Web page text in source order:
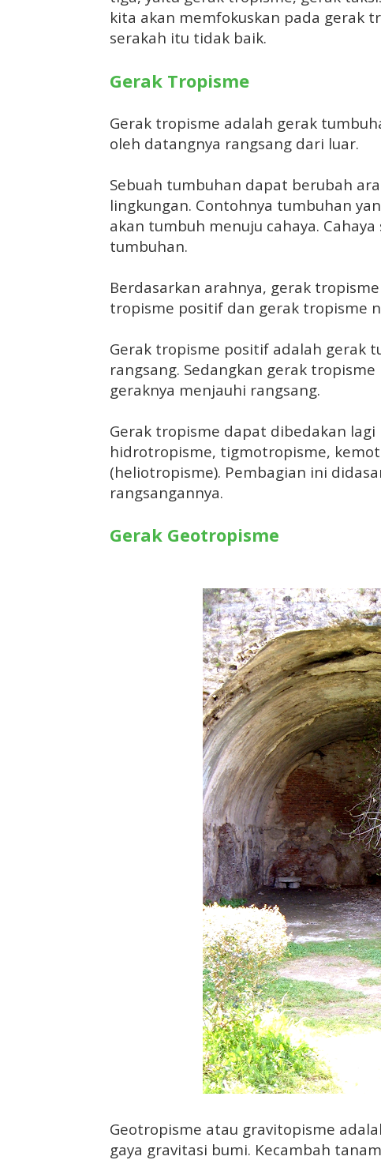
kita akan memfokuskan pada gerak
serakah itu tidak baik.
Gerak Tropisme
Gerak tropisme adalah gerak
oleh datangnya rangsang dari luar.
Sebuah tumbuhan dapat berubah
lingkungan. Contohnya tumbuhan
akan tumbuh menuju cahaya.
tumbuhan.
Berdasarkan arahnya, gerak
tropisme positif dan gerak tropisme
Gerak tropisme positif adalah gerak
rangsang. Sedangkan gerak
geraknya menjauhi rangsang.
Gerak tropisme dapat dibedakan
hidrotropisme, tigmotropisme,
(heliotropisme). Pembagian ini
rangsangannya.
Gerak Geotropisme
Geotropisme atau gravitopisme
gaya gravitasi bumi. Kecambah